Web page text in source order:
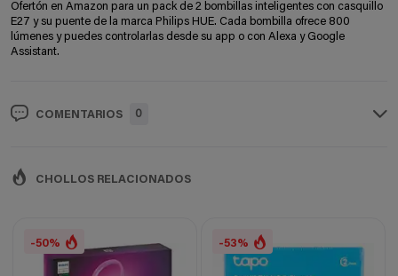
Ofertón en Amazon para un pack de 2 bombillas inteligentes con casquillo
E27 y su puente de la marca Philips HUE. Cada bombilla ofrece 800
lúmenes y puedes controlarlas desde su app o con Alexa y Google
Assistant.
COMENTARIOS 0
CHOLLOS RELACIONADOS
-50% -53%